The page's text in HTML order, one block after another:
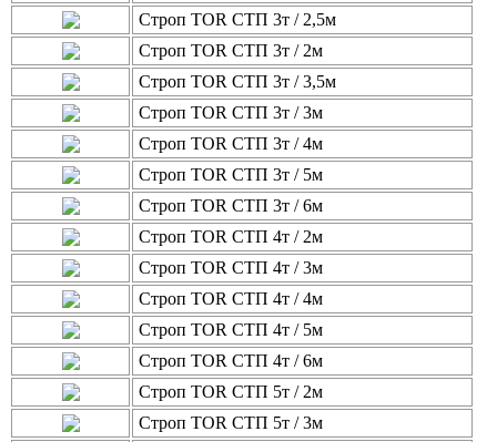
Строп TOR СТП 3т / 2,5м
Строп TOR СТП 3т / 2м
Строп TOR СТП 3т / 3,5м
Строп TOR СТП 3т / 3м
Строп TOR СТП 3т / 4м
Строп TOR СТП 3т / 5м
Строп TOR СТП 3т / 6м
Строп TOR СТП 4т / 2м
Строп TOR СТП 4т / 3м
Строп TOR СТП 4т / 4м
Строп TOR СТП 4т / 5м
Строп TOR СТП 4т / 6м
Строп TOR СТП 5т / 2м
Строп TOR СТП 5т / 3м